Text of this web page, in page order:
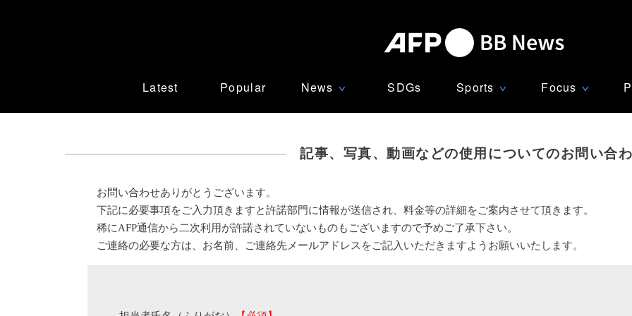
Latest Popular News ∨ SDGs Sports ∨ Focus ∨
記事、写真、動画などの使用についてのお問い合
お問い合わせありがとうございます。
下記に必要事項をご入力頂きますと許諾部門に情報が送信され、料金等の詳細をご案内させて頂きます。
稀にAFP通信から二次利用が許諾されていないものもございますので予めご了承下さい。
ご連絡の必要な方は、お名前、ご連絡先メールアドレスをご記入いただきますようお願いいたします。